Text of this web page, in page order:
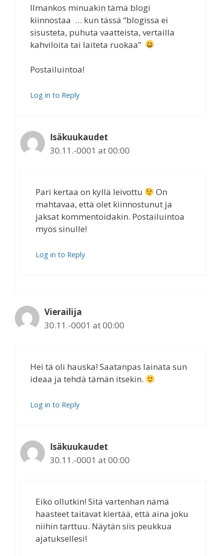
Ilmankos minuakin tämä blogi
kiinnostaa … kun tässä “blogissa ei
sisusteta, puhuta vaatteista, vertailla
kahviloita tai laiteta ruokaa”
Postailuintoa!
Log in to Reply
Isäkuukaudet
30.11.-0001 at 00:00
Pari kertaa on kyllä leivottu
On
mahtavaa, että olet kiinnostunut ja
jaksat kommentoidakin. Postailuintoa
myös sinulle!
Log in to Reply
Vierailija
30.11.-0001 at 00:00
Hei tä oli hauska! Saatanpas lainata sun
ideaa ja tehdä tämän itsekin.
Log in to Reply
Isäkuukaudet
30.11.-0001 at 00:00
Eikö ollutkin! Sitä vartenhan nämä
haasteet taitavat kiertää, että aina joku
niihin tarttuu. Näytän siis peukkua
ajatuksellesi!